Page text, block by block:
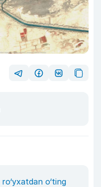
ro‘yxatdan o‘ting